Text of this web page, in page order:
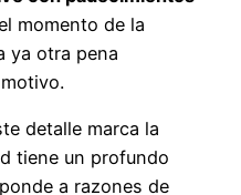
momento de la
ya otra pena
detalle marca la
tiene un profundo
a razones de